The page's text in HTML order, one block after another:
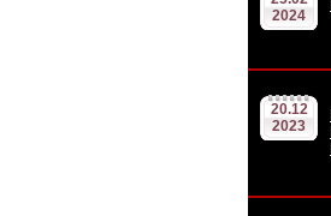
2024
20.12
2023